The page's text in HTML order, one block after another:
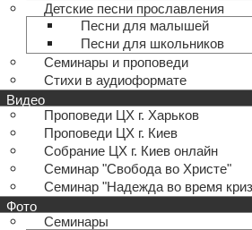
Детские песни прославления
Песни для малышей
Песни для школьников
Семинары и проповеди
Стихи в аудиоформате
Видео
Проповеди ЦХ г. Харьков
Проповеди ЦХ г. Киев
Собрание ЦХ г. Киев онлайн
Семинар "Свобода во Христе"
Семинар "Надежда во время
Фото
Семинары